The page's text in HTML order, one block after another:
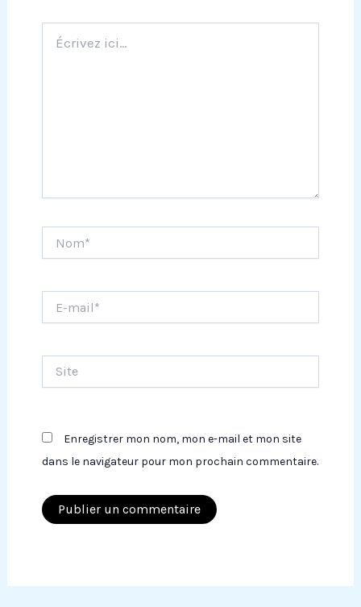
ici…
mail*
Enregistrer mon nom, mon e-mail et mon site
dans le navigateur pour mon prochain commentaire.